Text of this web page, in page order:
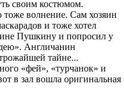
своим костюмом.
волнение. Сам хозяин
и тоже хотел
Пушкину и попросил у
Англичанин
тайне...
«фей», «турчанок» и
в зал вошла оригинальная